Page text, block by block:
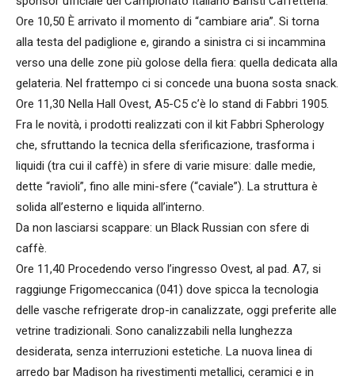
Ore 10,50 È arrivato il momento di “cambiare aria”. Si torna
alla testa del padiglione e, girando a sinistra ci si incammina
verso una delle zone più golose della fiera: quella dedicata alla
gelateria. Nel frattempo ci si concede una buona sosta snack.
Ore 11,30 Nella Hall Ovest, A5-C5 c’è lo stand di Fabbri 1905.
Fra le novità, i prodotti realizzati con il kit Fabbri Spherology
che, sfruttando la tecnica della sferificazione, trasforma i
liquidi (tra cui il caffè) in sfere di varie misure: dalle medie,
dette “ravioli”, fino alle mini-sfere (“caviale”). La struttura è
solida all’esterno e liquida all’interno.
Da non lasciarsi scappare: un Black Russian con sfere di
caffè.
Ore 11,40 Procedendo verso l’ingresso Ovest, al pad. A7, si
raggiunge Frigomeccanica (041) dove spicca la tecnologia
delle vasche refrigerate drop-in canalizzate, oggi preferite alle
vetrine tradizionali. Sono canalizzabili nella lunghezza
desiderata, senza interruzioni estetiche. La nuova linea di
arredo bar Madison ha rivestimenti metallici, ceramici e in